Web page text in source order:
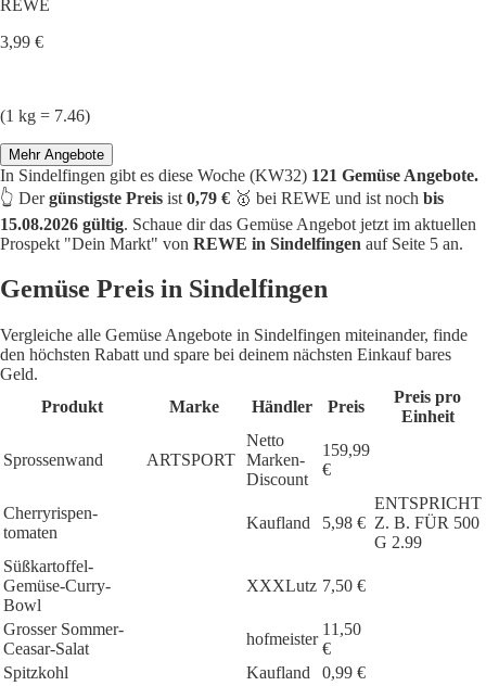
REWE
3,99 €
(1 kg = 7.46)
Mehr Angebote
In Sindelfingen gibt es diese Woche (KW32) 121 Gemüse Angebote.
👆 Dergünstigste Preis ist 0,79 € 🥇 bei REWE und ist noch bis
15.08.2026 gültig. Schaue dir das Gemüse Angebot jetzt im aktuellen
Prospekt "Dein Markt" von REWE in Sindelfingen auf Seite 5 an.
Gemüse Preis in Sindelfingen
Vergleiche alle Gemüse Angebote in Sindelfingen miteinander, finde
den höchsten Rabatt und spare bei deinem nächsten Einkauf bares
Geld.
Produkt
Marke Händler Preis
Preis pro
Einheit
Sprossenwand ARTSPORT
Netto
Marken-
Discount
159,99
€
Cherryrispen-
tomaten
Kaufland 5,98 €
ENTSPRICHT
Z. B. FÜR 500
G 2.99
Süßkartoffel-
Gemüse-Curry-
Bowl
XXXLutz 7,50 €
Grosser Sommer-
Ceasar-Salat
hofmeister
11,50
€
Spitzkohl
Kaufland
0,99 €